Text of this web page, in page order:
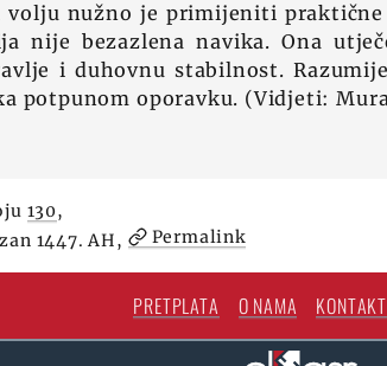
volju nužno je primijeniti
nije bezazlena navika. Ona
i duhovnu stabilnost.
potpunom oporavku. (Vidjeti:
130,
1447. AH,
Permalink
PRETPLATA O NAMA KONTAKT